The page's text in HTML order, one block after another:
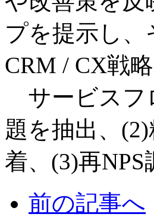
プを提示し
CRM / CX戦
サービスフ
題を抽出、
着、(3)再
前の記事へ